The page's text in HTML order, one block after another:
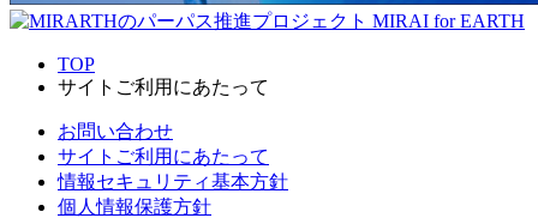
TOP
サイトご利用にあたって
お問い合わせ
サイトご利用にあたって
情報セキュリティ基本方針
個人情報保護方針